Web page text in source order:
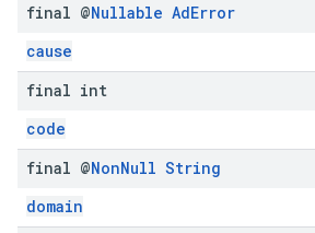
final @Nullable AdError
cause
final int
code
final @NonNull String
domain